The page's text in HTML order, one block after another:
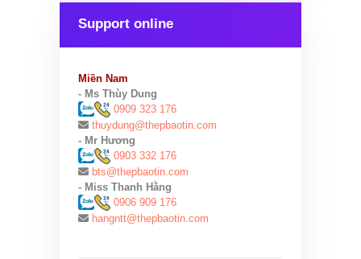
Support online
Miền Nam
- Ms Thùy Dung
0909 323 176
thuydung@thepbaotin.com
- Mr Hương
0903 332 176
bts@thepbaotin.com
- Miss Thanh Hằng
0906 909 176
hangntt@thepbaotin.com